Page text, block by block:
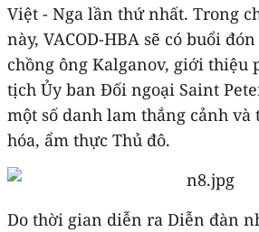
Việt - Nga lần thứ nhất. Trong
này, VACOD-HBA sẽ có buổi
chồng ông Kalganov, giới thiệu
tịch Ủy ban Đối ngoại Saint
một số danh lam thắng cảnh
hóa, ẩm thực Thủ đô.
Do thời gian diễn ra Diễn đàn